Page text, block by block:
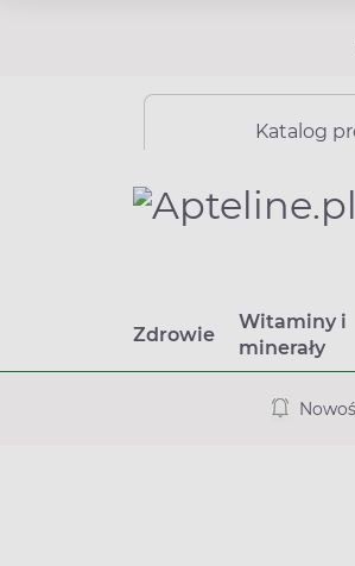
Katalog
Zdrowie
Witaminy i
minerały